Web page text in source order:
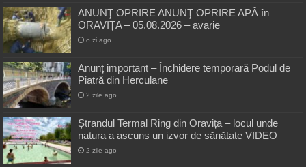
ANUNŢ OPRIRE ANUNŢ OPRIRE APĂ în
ORAVIȚA – 05.08.2026 – avarie
o zi ago
Anunț important – Închidere temporară Podul de
Piatră din Herculane
2 zile ago
Ștrandul Termal Ring din Oravița – locul unde
natura a ascuns un izvor de sănătate VIDEO
2 zile ago